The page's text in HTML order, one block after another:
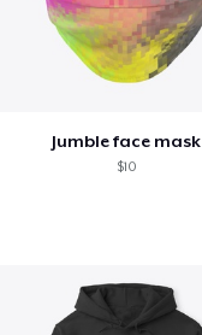
Jumble face mask
$10